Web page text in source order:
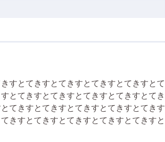
すとてきすとてきすとてきすとてきすとて
とてきすとてきすとてきすとてきすとてき
てきすとてきすとてきすとてきすとてきす
きすとてきすとてきすとてきすとてきすと